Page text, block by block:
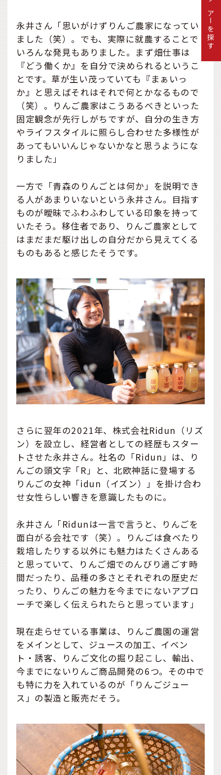
永井さん「思いがけずりんご農家になってい
ました（笑）。でも、実際に就農することで
いろんな発見もありました。まず畑仕事は
『どう働くか』を自分で決められるというこ
とです。草が生い茂っていても『まぁいっ
か』と思えばそれはそれで何とかなるもので
（笑）。りんご農家はこうあるべきといった
固定観念が先行しがちですが、自分の生き方
やライフスタイルに照らし合わせた多様性が
あってもいいんじゃないかなと思うようにな
りました」
一方で「青森のりんごとは何か」を説明でき
る人があまりいないという永井さん。目指す
ものが曖昧でふわふわしている印象を持って
いたそう。移住者であり、りんご農家として
はまだまだ駆け出しの自分だから見えてくる
ものもあると感じたそうです。
さらに翌年の2021年、株式会社Ridun（リズ
ン）を設立し、経営者としての経歴もスター
トさせた永井さん。社名の「Ridun」は、り
んごの頭文字「R」と、北欧神話に登場する
りんごの女神「idun（イズン）」を掛け合わ
せ女性らしい響きを意識したものに。
永井さん「Ridunは一言で言うと、りんごを
面白がる会社です（笑）。りんごは食べたり
栽培したりする以外にも魅力はたくさんある
と思っていて、りんご畑でのんびり過ごす時
間だったり、品種の多さとそれぞれの歴史だ
ったり、りんごの魅力を今までにないアプロ
ーチで楽しく伝えられたらと思っています」
現在走らせている事業は、りんご農園の運営
をメインとして、ジュースの加工、イベン
ト・誘客、りんご文化の掘り起こし、輸出、
今までにないりんご商品開発の6つ。その中で
も特に力を入れているのが「りんごジュー
ス」の製造と販売だそう。
ツアーを探す